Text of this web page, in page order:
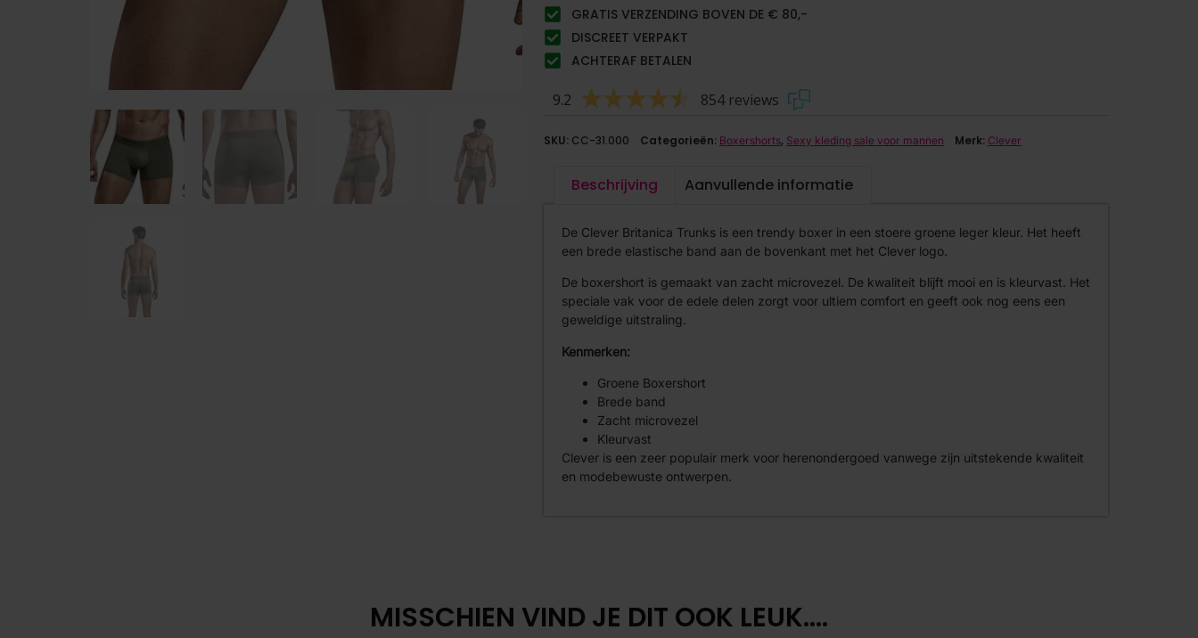
GRATIS VERZENDING BOVEN DE € 80,-
DISCREET VERPAKT
ACHTERAF BETALEN
9.2 854 reviews
SKU: CC-31.000 Categorieën: Boxershorts, Sexy kleding sale voor mannen Merk: Clever
Beschrijving Aanvullende informatie
De Clever Britanica Trunks is een trendy boxer in een stoere groene leger kleur. Het heeft
een brede elastische band aan de bovenkant met het Clever logo.
De boxershort is gemaakt van zacht microvezel. De kwaliteit blijft mooi en is kleurvast. Het
speciale vak voor de edele delen zorgt voor ultiem comfort en geeft ook nog eens een
geweldige uitstraling.
Kenmerken:
Groene Boxershort
Brede band
Zacht microvezel
Kleurvast
Clever is een zeer populair merk voor herenondergoed vanwege zijn uitstekende kwaliteit
en modebewuste ontwerpen.
MISSCHIEN VIND JE DIT OOK LEUK....